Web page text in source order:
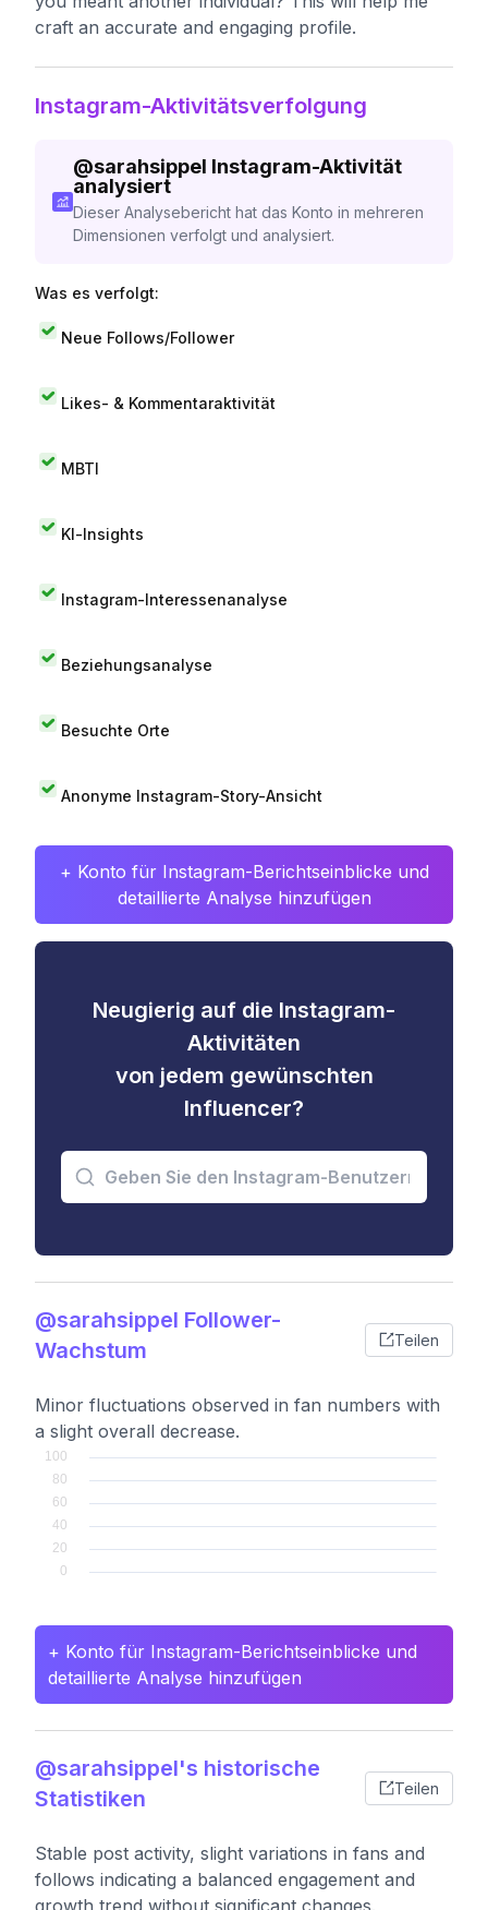
craft an accurate and engaging profile.
Instagram-Aktivitätsverfolgung
@sarahsippel Instagram-Aktivität
analysiert
Dieser Analysebericht hat das Konto in mehreren
Dimensionen verfolgt und analysiert.
Was es verfolgt:
Neue Follows/Follower
Likes- & Kommentaraktivität
MBTI
KI-Insights
Instagram-Interessenanalyse
Beziehungsanalyse
Besuchte Orte
Anonyme Instagram-Story-Ansicht
+ Konto für Instagram-Berichtseinblicke und
detaillierte Analyse hinzufügen
Neugierig auf die Instagram-
Aktivitäten
von jedem gewünschten
Influencer?
@sarahsippel Follower-
Wachstum
Teilen
Minor fluctuations observed in fan numbers with
a slight overall decrease.
+ Konto für Instagram-Berichtseinblicke und
detaillierte Analyse hinzufügen
@sarahsippel's historische
Statistiken
Teilen
Stable post activity, slight variations in fans and
follows indicating a balanced engagement and
growth trend without significant changes.